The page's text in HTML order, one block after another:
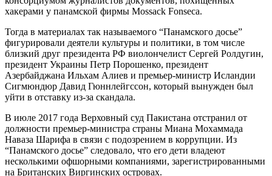
хакерами у панамской фирмы Mossack Fonseca.
Тогда в материалах так называемого “Панамского досье”
фигурировали деятели культуры и политики, в том числе
близкий друг президента РФ виолончелист Сергей Ролдугин,
президент Украины Петр Порошенко, президент
Азербайджана Ильхам Алиев и премьер-министр Исландии
Сигмюндюр Давид Гюннлейгссон, который вынужден был
уйти в отставку из-за скандала.
В июле 2017 года Верховный суд Пакистана отстранил от
должности премьер-министра страны Миана Мохаммада
Наваза Шарифа в связи с подозрением в коррупции. Из
“Панамского досье” следовало, что его дети владеют
несколькими офшорными компаниями, зарегистрированными
на Британских Виргинских островах.